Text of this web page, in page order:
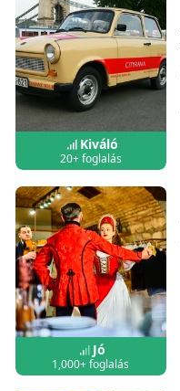
Kiváló
20+ foglalás
Jó
1,000+ foglalás